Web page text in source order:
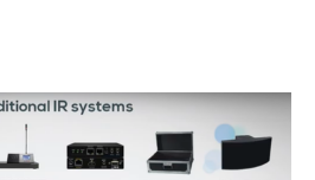
unico computer che gestisce
di Ablioconference. Ablio
audio/video virtuale in